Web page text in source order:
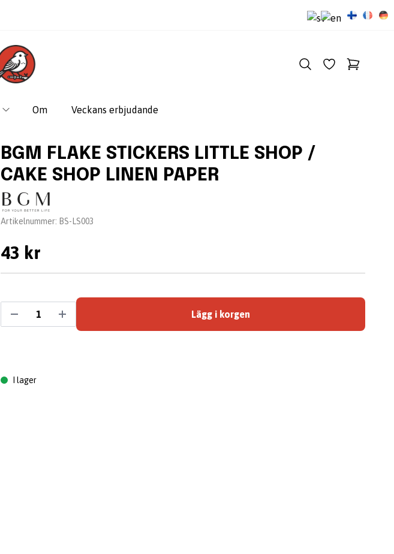
Om Veckans erbjudande
BGM FLAKE STICKERS LITTLE SHOP /
CAKE SHOP LINEN PAPER
Leverantör:
Artikelnummer: BS-LS003
43 kr
Lägg i korgen
I lager